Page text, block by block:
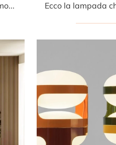
Ecco la lampada che fa per te! Il modello Potter è una delle nostre lampade da tavolo di Cattelan Italia.